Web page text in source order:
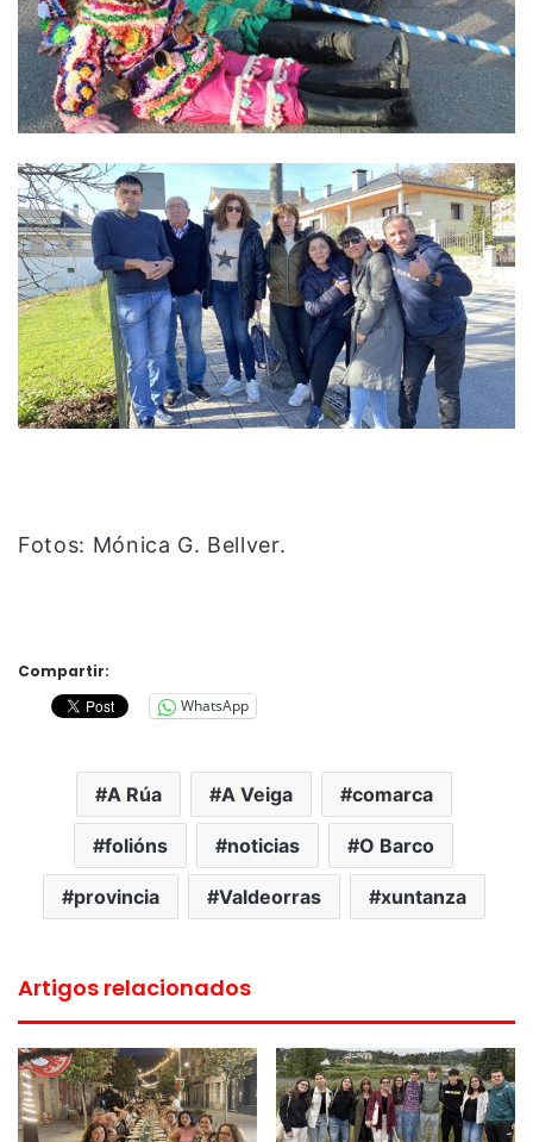
Fotos: Mónica G. Bellver.
Compartir:
WhatsApp
A Rúa A Veiga comarca
folións noticias O Barco
provincia Valdeorras xuntanza
Artigos relacionados